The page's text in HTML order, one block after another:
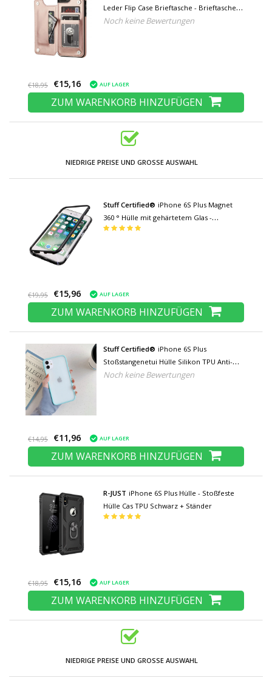
Leder Flip Case Brieftasche - Brieftasche
Cover Cas Case Roségold
Noch keine Bewertungen
€18,95 €15,16 AUF LAGER
ZUM WARENKORB HINZUFÜGEN
NIEDRIGE PREISE UND GROSSE AUSWAHL
Stuff Certified® iPhone 6S Plus Magnet
360 ° Hülle mit gehärtetem Glas -
Ganzkörperhülle + schwarze
€19,95 €15,96 AUF LAGER
ZUM WARENKORB HINZUFÜGEN
Stuff Certified® iPhone 6S Plus
Stoßstangenetui Hülle Silikon TPU Anti-
Shock Türkis
Noch keine Bewertungen
€14,95 €11,96 AUF LAGER
ZUM WARENKORB HINZUFÜGEN
R-JUST iPhone 6S Plus Hülle - Stoßfeste
Hülle Cas TPU Schwarz + Ständer
€18,95 €15,16 AUF LAGER
ZUM WARENKORB HINZUFÜGEN
NIEDRIGE PREISE UND GROSSE AUSWAHL